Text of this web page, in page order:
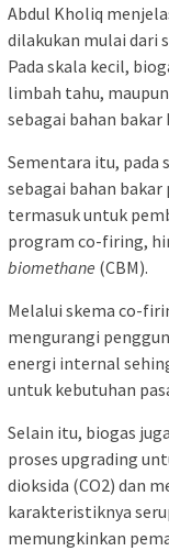
Abdul Kholiq
dilakukan mulai dari
Pada skala kecil,
limbah tahu,
sebagai bahan
Sementara itu, pada
sebagai bahan
termasuk untuk
program co-firing,
biomethane (CBM).
Melalui skema co-
mengurangi
energi internal
untuk kebutuhan
Selain itu, biogas
proses upgrading
dioksida (CO2) dan
karakteristiknya
memungkinkan